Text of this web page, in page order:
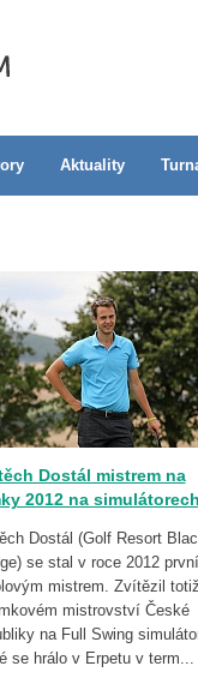
Aktuality
Dostál mistrem na
2012 na
Dostál (Golf Resort
se stal v roce 2012
mistrem. Zvítězil
mistrovství České
na Full Swing
se hrálo v Erpetu v term...